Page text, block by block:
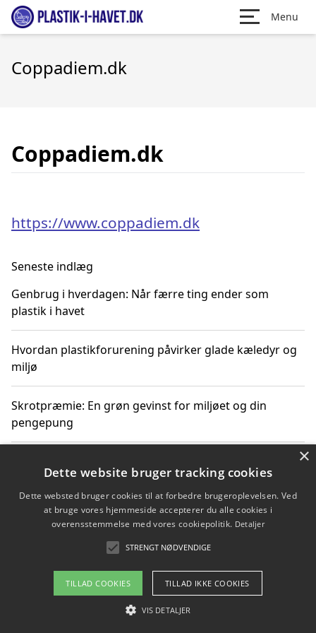
Menu
Coppadiem.dk
Coppadiem.dk
https://www.coppadiem.dk
Seneste indlæg
Genbrug i hverdagen: Når færre ting ender som
plastik i havet
Hvordan plastikforurening påvirker glade kæledyr og
miljø
Skrotpræmie: En grøn gevinst for miljøet og din
pengepung
Hvordan blåfade med rist kan hjælpe med at reducere
plastik i havet
Spil kasinospil på et troværdigt online casino: Din
guide til sikker og sjov underholdning
Copyright 2026 - Pilanto Aps
Om / kontakt
×
Dette website bruger tracking cookies
Dette websted bruger cookies til at forbedre brugeroplevelsen. Ved
at bruge vores hjemmeside accepterer du alle cookies i
overensstemmelse med vores cookiepolitik. Detaljer
STRENGT NØDVENDIGE
TILLAD COOKIES TILLAD IKKE COOKIES
VIS DETALJER